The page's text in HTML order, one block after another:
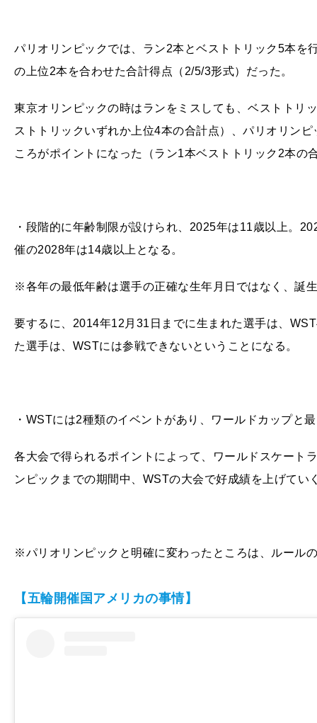
パリオリンピックでは、ラン2本とベストトリック5本を
の上位2本を合わせた合計得点（2/5/3形式）だった。
東京オリンピックの時はランをミスしても、ベストトリ
ストトリックいずれか上位4本の合計点）、パリオリン
ころがポイントになった（ラン1本ベストトリック2本の
・段階的に年齢制限が設けられ、2025年は11歳以上。
催の2028年は14歳以上となる。
※各年の最低年齢は選手の正確な生年月日ではなく、誕
要するに、2014年12月31日までに生まれた選手は、
た選手は、WSTには参戦できないということになる。
・WSTには2種類のイベントがあり、ワールドカップと
各大会で得られるポイントによって、ワールドスケート
ンピックまでの期間中、WSTの大会で好成績を上げて
※パリオリンピックと明確に変わったところは、ルール
【五輪開催国アメリカの事情】